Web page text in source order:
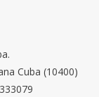
Cuba (10400)